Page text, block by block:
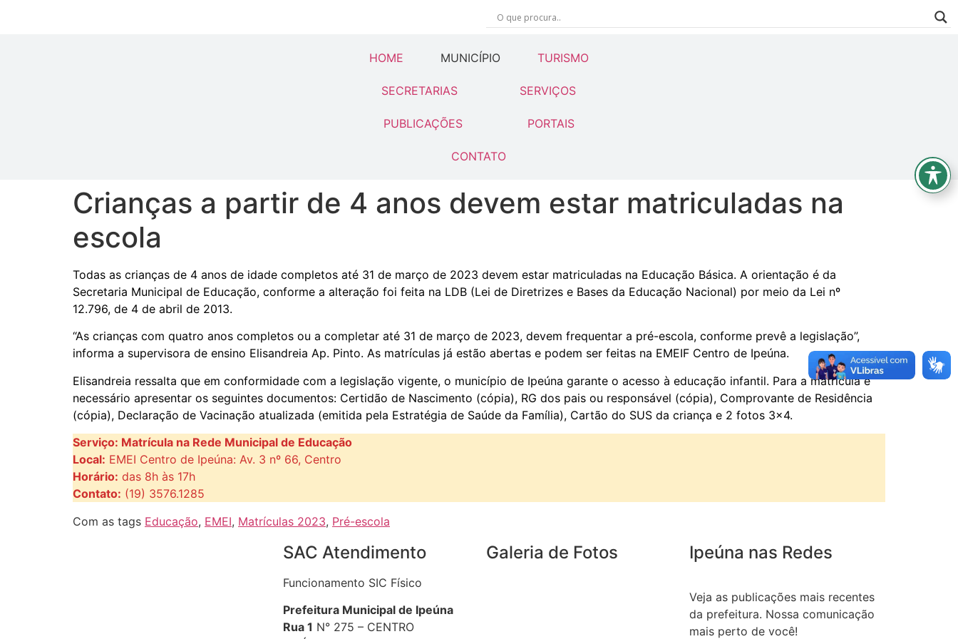
HOME MUNICÍPIO TURISMO
SECRETARIAS SERVIÇOS
PUBLICAÇÕES PORTAIS
CONTATO
Crianças a partir de 4 anos devem estar matriculadas na
escola
Todas as crianças de 4 anos de idade completos até 31 de março de 2023 devem estar matriculadas na Educação Básica. A orientação é da
Secretaria Municipal de Educação, conforme a alteração foi feita na LDB (Lei de Diretrizes e Bases da Educação Nacional) por meio da Lei nº
12.796, de 4 de abril de 2013.
“As crianças com quatro anos completos ou a completar até 31 de março de 2023, devem frequentar a pré-escola, conforme prevê a legislação”,
informa a supervisora de ensino Elisandreia Ap. Pinto. As matrículas já estão abertas e podem ser feitas na EMEIF Centro de Ipeúna.
Elisandreia ressalta que em conformidade com a legislação vigente, o município de Ipeúna garante o acesso à educação infantil. Para a matrícula é
necessário apresentar os seguintes documentos: Certidão de Nascimento (cópia), RG dos pais ou responsável (cópia), Comprovante de Residência
(cópia), Declaração de Vacinação atualizada (emitida pela Estratégia de Saúde da Família), Cartão do SUS da criança e 2 fotos 3×4.
Serviço: Matrícula na Rede Municipal de Educação
Local: EMEI Centro de Ipeúna: Av. 3 nº 66, Centro
Horário: das 8h às 17h
Contato: (19) 3576.1285
Com as tags Educação, EMEI, Matrículas 2023, Pré-escola
SAC Atendimento
Funcionamento SIC Físico
Prefeitura Municipal de Ipeúna
Rua 1 N° 275 – CENTRO
Galeria de Fotos Ipeúna nas Redes
Veja as publicações mais recentes
da prefeitura. Nossa comunicação
mais perto de você!